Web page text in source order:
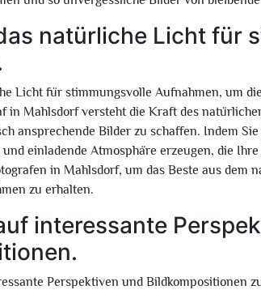
natürliche Licht für
Licht für stimmungsvolle Aufnahmen, um
in Mahlsdorf versteht die Kraft des
ansprechende Bilder zu schaffen. Indem
einladende Atmosphäre erzeugen, die
in Mahlsdorf, um das Beste aus dem
zu erhalten.
interessante
Perspektiven und Bildkompositionen